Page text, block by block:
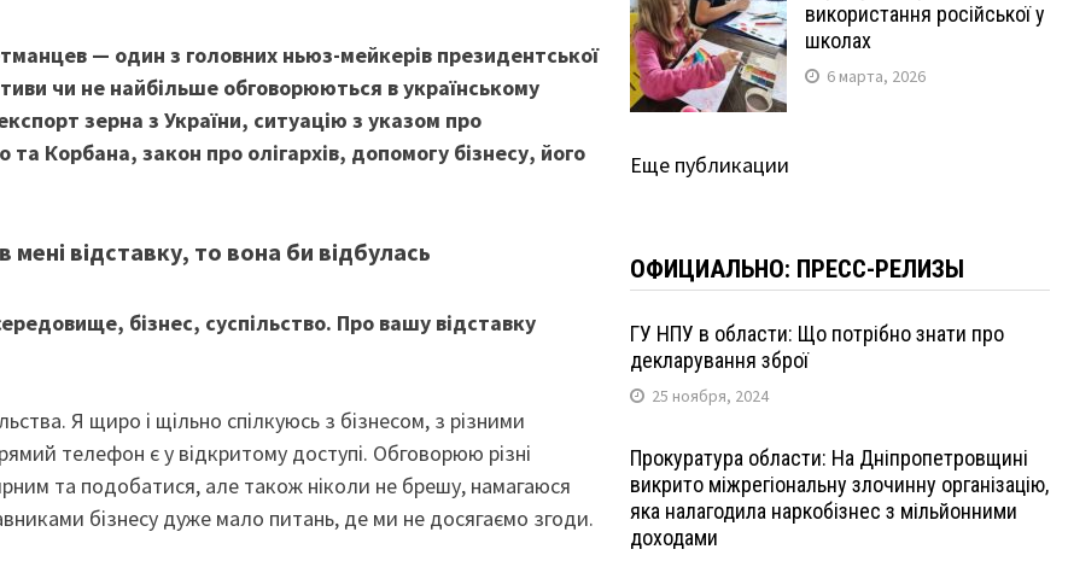
— один з головних ньюз-мейкерів президентської
чи не найбільше обговорюються в українському
зерна з України, ситуацію з указом про
Корбана, закон про олігархів, допомогу бізнесу, його
відставку, то вона би відбулась
бізнес, суспільство. Про вашу відставку
Я щиро і щільно спілкуюсь з бізнесом, з різними
телефон є у відкритому доступі. Обговорюю різні
та подобатися, але також ніколи не брешу, намагаюся
бізнесу дуже мало питань, де ми не досягаємо згоди.
використання російської у
школах
6 марта, 2026
Еще публикации
ОФИЦИАЛЬНО: ПРЕСС-РЕЛИЗЫ
ГУ НПУ в области: Що потрібно знати про
декларування зброї
25 ноября, 2024
Прокуратура области: На Дніпропетровщині
викрито міжрегіональну злочинну організацію,
яка налагодила наркобізнес з мільйонними
доходами